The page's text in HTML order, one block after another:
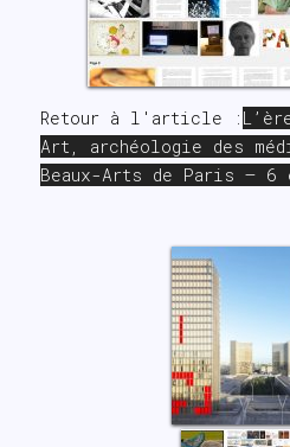
Retour à l'article :
Art, archéologie des
Beaux-Arts de Paris – 6